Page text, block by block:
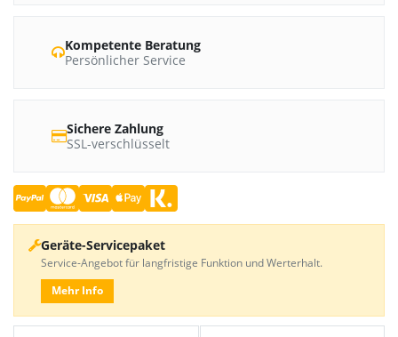
Kompetente Beratung
Persönlicher Service
Sichere Zahlung
SSL-verschlüsselt
Geräte-Servicepaket
Service-Angebot für langfristige Funktion und Werterhalt.
Mehr Info